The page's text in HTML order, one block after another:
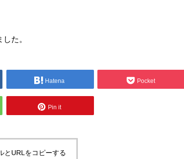
た。
Hatena Pocket
Pin it
とURLをコピーする